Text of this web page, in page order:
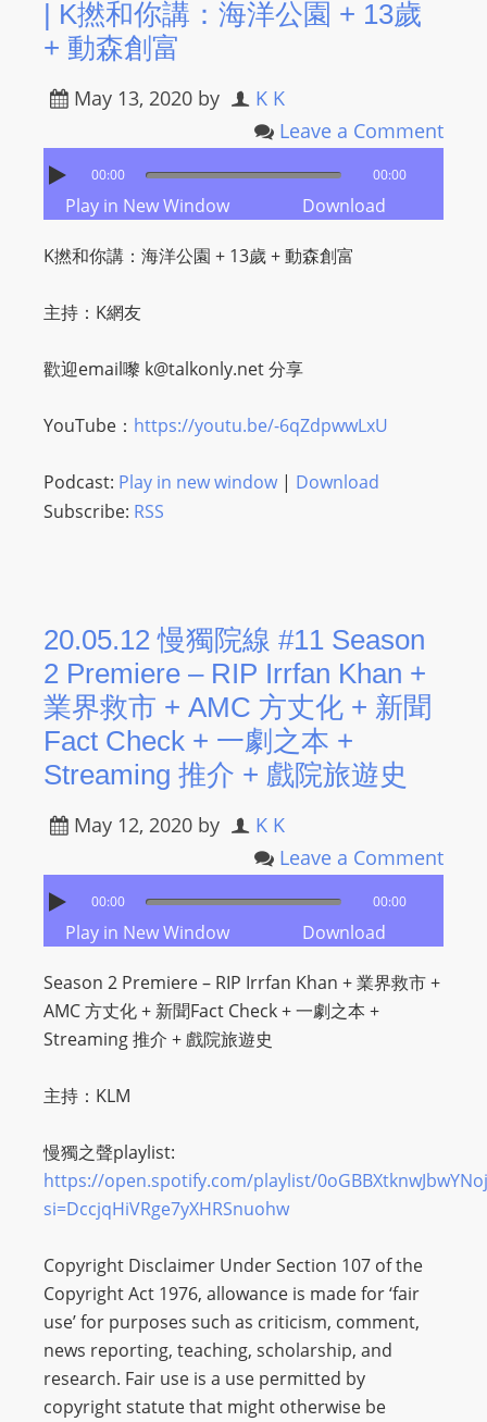
| K撚和你講：海洋公園 + 13歲
+ 動森創富
May 13, 2020 by
K K
Leave a Comment
00:00 00:00
Play in New Window Download
K撚和你講：海洋公園 + 13歲 + 動森創富
主持：K網友
歡迎email嚟 k@talkonly.net分享
YouTube： https://youtu.be/-6qZdpwwLxU
Podcast: Play in new window| Download
Subscribe: RSS
20.05.12 慢獨院線 #11 Season
2 Premiere – RIP Irrfan Khan +
業界救市 + AMC 方丈化 + 新聞
Fact Check + 一劇之本 +
Streaming 推介 + 戲院旅遊史
May 12, 2020 by
K K
Leave a Comment
00:00 00:00
Play in New Window Download
Season 2 Premiere – RIP Irrfan Khan + 業界救市 +
AMC 方丈化 + 新聞Fact Check + 一劇之本 +
Streaming 推介 + 戲院旅遊史
主持：KLM
慢獨之聲playlist:
https://open.spotify.com/playlist/
si=DccjqHiVRge7yXHRSnuohw
Copyright Disclaimer Under Section 107 of the
Copyright Act 1976, allowance is made for ‘fair
use’ for purposes such as criticism, comment,
news reporting, teaching, scholarship, and
research. Fair use is a use permitted by
copyright statute that might otherwise be